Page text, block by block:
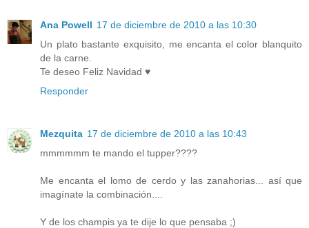
Ana Powell 17 de diciembre de 2010 a las 10:30
Un plato bastante exquisito, me encanta el color blanquito
de la carne.
Te deseo Feliz Navidad ♥
Responder
Mezquita 17 de diciembre de 2010 a las 10:43
mmmmmm te mando el tupper????
Me encanta el lomo de cerdo y las zanahorias... así que
imagínate la combinación....
Y de los champis ya te dije lo que pensaba ;)